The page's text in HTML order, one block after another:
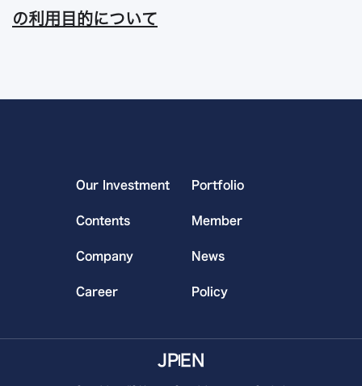
の利用目的について
Our Investment Portfolio
Contents Member
Company News
Career Policy
JP EN